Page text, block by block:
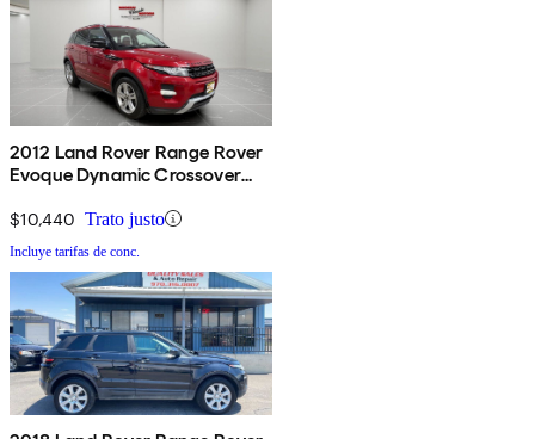
2012 Land Rover Range Rover
Evoque Dynamic Crossover
$10,440 Trato justo
Incluye tarifas de conc.